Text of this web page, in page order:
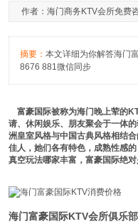
作者：海门商务KTV会所免
摘要： 本文详细为你解答海门
8676 881微信同步
富豪国际被称为海门晚上荤的
请、休闲娱乐、朋友聚会于一体
洲皇室风格与中国古典风格相结
佳人，她们各有特色，成熟性感
真空玩法哪家丰富，富豪国际绝
海门富豪国际KTV会所俱乐部